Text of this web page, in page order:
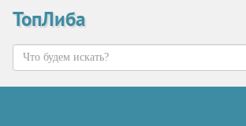
ТопЛиба